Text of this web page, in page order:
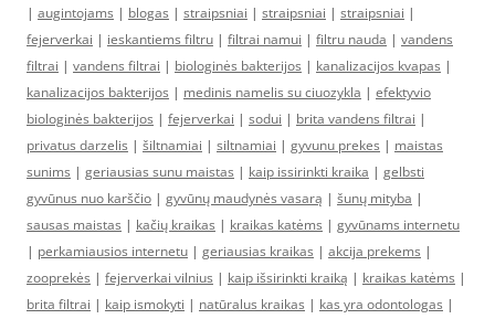
| augintojams | blogas | straipsniai | straipsniai | straipsniai |
fejerverkai | ieskantiems filtru | filtrai namui | filtru nauda | vandens
filtrai | vandens filtrai | biologinės bakterijos | kanalizacijos kvapas |
kanalizacijos bakterijos | medinis namelis su ciuozykla | efektyvio
biologinės bakterijos | fejerverkai | sodui | brita vandens filtrai |
privatus darzelis | šiltnamiai | siltnamiai | gyvunu prekes | maistas
sunims | geriausias sunu maistas | kaip issirinkti kraika | gelbsti
gyvūnus nuo karščio | gyvūnų maudynės vasarą | šunų mityba |
sausas maistas | kačių kraikas | kraikas katėms | gyvūnams internetu
| perkamiausios internetu | geriausias kraikas | akcija prekems |
zooprekės | fejerverkai vilnius | kaip išsirinkti kraiką | kraikas katėms |
brita filtrai | kaip ismokyti | natūralus kraikas | kas yra odontologas |